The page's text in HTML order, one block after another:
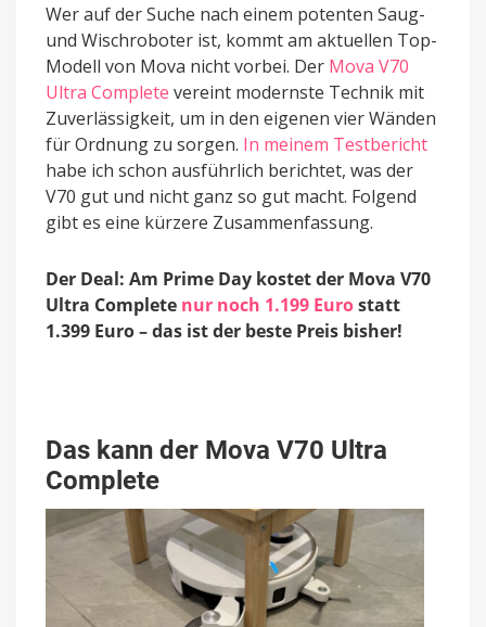
Wer auf der Suche nach einem potenten Saug-
und Wischroboter ist, kommt am aktuellen Top-
Modell von Mova nicht vorbei. Der Mova V70
Ultra Complete vereint modernste Technik mit
Zuverlässigkeit, um in den eigenen vier Wänden
für Ordnung zu sorgen. In meinem Testbericht
habe ich schon ausführlich berichtet, was der
V70 gut und nicht ganz so gut macht. Folgend
gibt es eine kürzere Zusammenfassung.
Der Deal: Am Prime Day kostet der Mova V70
Ultra Complete nur noch 1.199 Eurostatt
1.399 Euro – das ist der beste Preis bisher!
Das kann der Mova V70 Ultra
Complete